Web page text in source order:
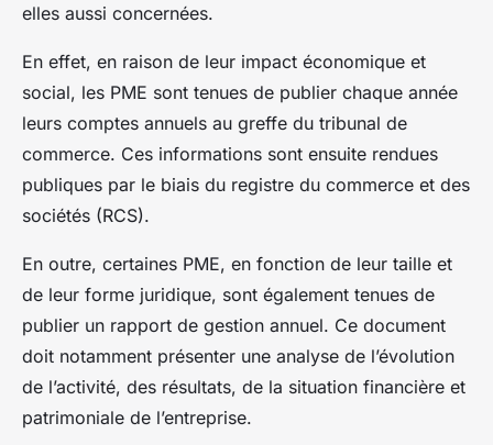
elles aussi concernées.
En effet, en raison de leur impact économique et
social, les PME sont tenues de publier chaque année
leurs comptes annuels au greffe du tribunal de
commerce. Ces informations sont ensuite rendues
publiques par le biais du registre du commerce et des
sociétés (RCS).
En outre, certaines PME, en fonction de leur taille et
de leur forme juridique, sont également tenues de
publier un rapport de gestion annuel. Ce document
doit notamment présenter une analyse de l’évolution
de l’activité, des résultats, de la situation financière et
patrimoniale de l’entreprise.